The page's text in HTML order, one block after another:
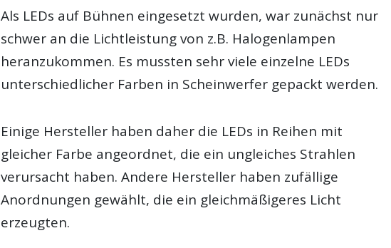
Als LEDs auf Bühnen eingesetzt wurden, war zunächst nur
schwer an die Lichtleistung von z.B. Halogenlampen
heranzukommen. Es mussten sehr viele einzelne LEDs
unterschiedlicher Farben in Scheinwerfer gepackt werden.
Einige Hersteller haben daher die LEDs in Reihen mit
gleicher Farbe angeordnet, die ein ungleiches Strahlen
verursacht haben. Andere Hersteller haben zufällige
Anordnungen gewählt, die ein gleichmäßigeres Licht
erzeugten.